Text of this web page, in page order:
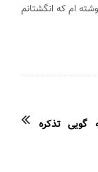
ام که انگشتانم
گویی تذکره